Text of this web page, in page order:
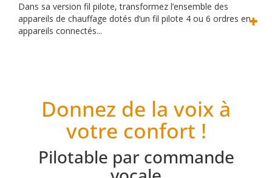
Dans sa version fil pilote, transformez l’ensemble des
appareils de chauffage dotés d’un fil pilote 4 ou 6 ordres en
appareils connectés...
Donnez de la voix à
votre confort !
Pilotable par commande